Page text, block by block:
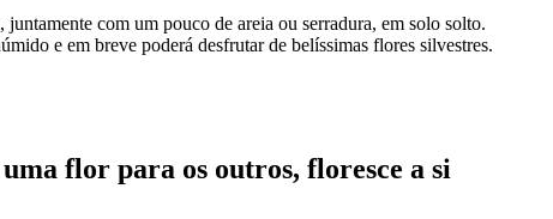
com um pouco de areia ou serradura, em solo solto.
e em breve poderá desfrutar de belíssimas flores silvestres.
flor para os outros, floresce a si